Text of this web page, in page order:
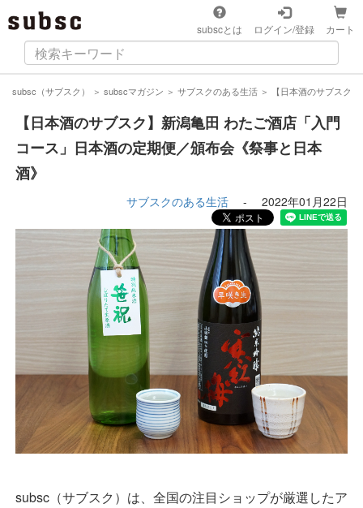
subscとは ログイン/登録 カート
subsc（サブスク） ＞ subscマガジン ＞ サブスクのある生活 ＞ 【日本酒のサブスク
【日本酒のサブスク】新潟亀田 わたご酒店「入門
コース」日本酒の定期便／頒布会《祭事と日本
酒》
サブスクのある生活 - 2022年01月22日
subsc（サブスク）は、全国の注目ショップが厳選したア